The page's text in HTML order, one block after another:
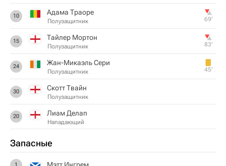
10 Адама Траоре
Полузащитник 69‎’‎
15 Тайлер Мортон
Полузащитник 83‎’‎
24 Жан-Микаэль Сери
Полузащитник 45‎’‎
30 Скотт Твайн
Полузащитник
20 Лиам Делап
Нападающий
Запасные
1